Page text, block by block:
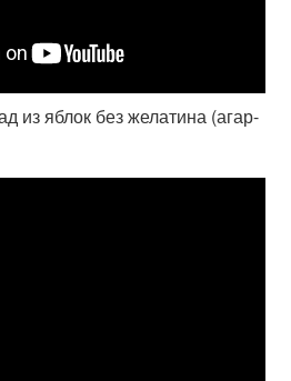
из яблок без желатина (агар-